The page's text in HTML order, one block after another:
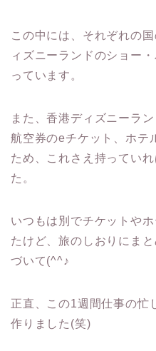
この中には、それぞれの
ィズニーランドのショー
っています。
また、香港ディズニーラ
航空券のeチケット、ホテ
ため、これさえ持ってい
た。
いつもは別でチケットや
たけど、旅のしおりにま
づいて(^^♪
正直、この1週間仕事の忙
作りました(笑)